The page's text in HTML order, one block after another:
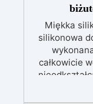
Miękka
silikonowa
całkowicie
ręcznej: